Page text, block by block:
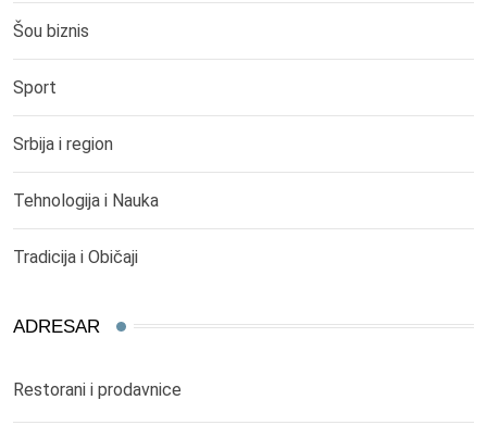
Šou biznis
Sport
Srbija i region
Tehnologija i Nauka
Tradicija i Običaji
ADRESAR
Restorani i prodavnice